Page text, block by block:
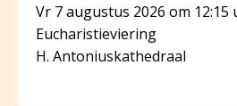
Vr 7 augustus 2026 om 12:15
Eucharistieviering
H. Antoniuskathedraal